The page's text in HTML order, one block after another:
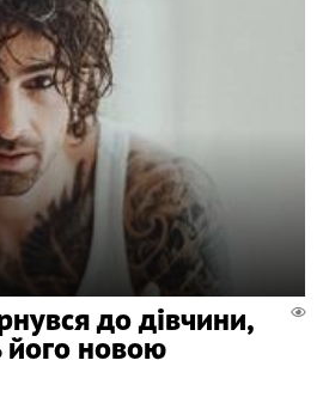
до дівчини,
його новою